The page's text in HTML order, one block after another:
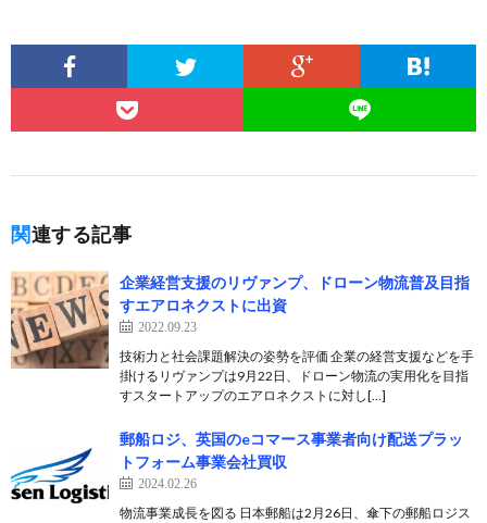
関連する記事
企業経営支援のリヴァンプ、ドローン物流普及目指
すエアロネクストに出資
2022.09.23
技術力と社会課題解決の姿勢を評価 企業の経営支援などを手
掛けるリヴァンプは9月22日、ドローン物流の実用化を目指
すスタートアップのエアロネクストに対し[…]
郵船ロジ、英国のeコマース事業者向け配送プラッ
トフォーム事業会社買収
2024.02.26
物流事業成長を図る 日本郵船は2月26日、傘下の郵船ロジス